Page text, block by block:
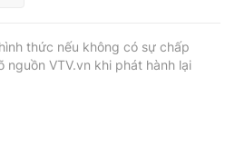
thức nếu không có sự chấp
nguồn VTV.vn khi phát hành lại